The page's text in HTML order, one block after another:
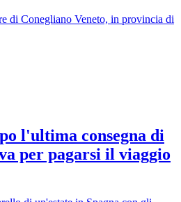
di Conegliano Veneto, in provincia di
l'ultima consegna di
per pagarsi il viaggio